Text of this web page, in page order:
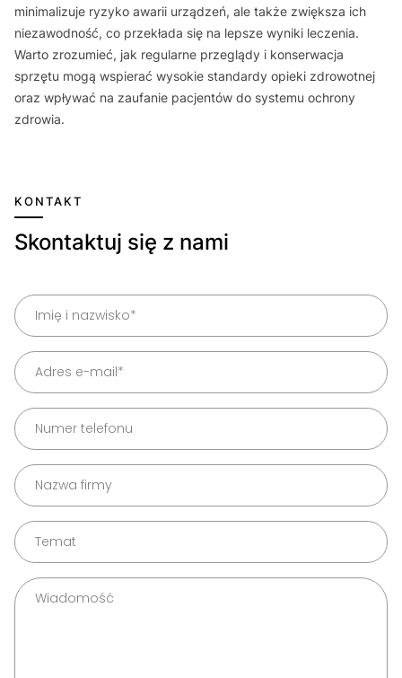
minimalizuje ryzyko awarii urządzeń, ale także zwiększa ich
niezawodność, co przekłada się na lepsze wyniki leczenia.
Warto zrozumieć, jak regularne przeglądy i konserwacja
sprzętu mogą wspierać wysokie standardy opieki zdrowotnej
oraz wpływać na zaufanie pacjentów do systemu ochrony
zdrowia.
KONTAKT
Skontaktuj się z nami